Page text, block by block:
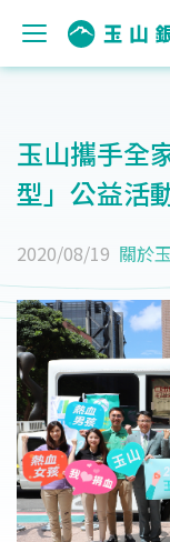
玉山攜手全
型」公益活
2020/08/19 關於